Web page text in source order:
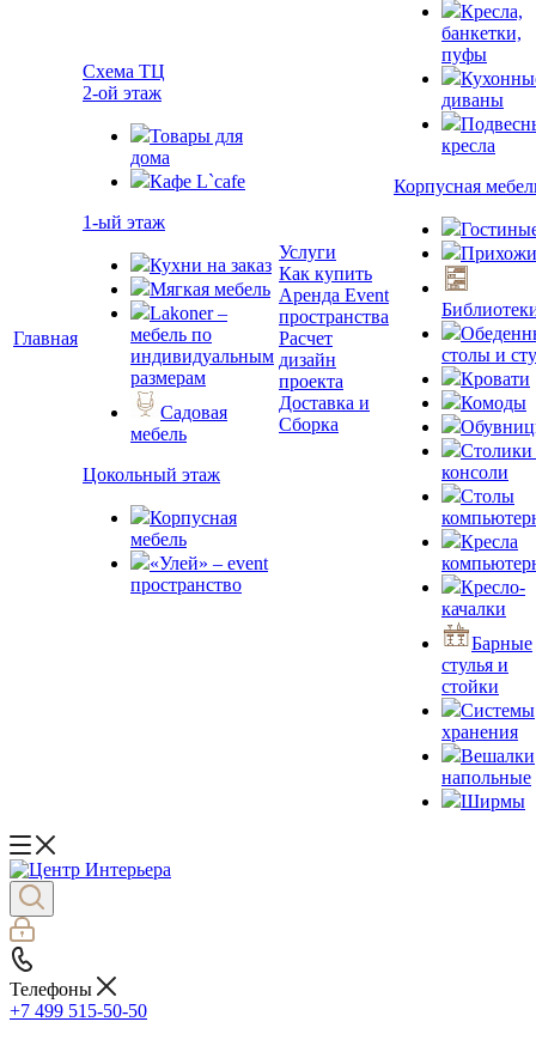
Главная
Схема ТЦ
2-ой этаж
Товары для
дома
Кафе L`cafe
1-ый этаж
Кухни на заказ
Мягкая мебель
Lakoner –
мебель по
индивидуальным
размерам
Садовая
мебель
Цокольный этаж
Корпусная
мебель
«Улей» – event
пространство
Услуги
Как купить
Аренда Event
пространства
Расчет
дизайн
проекта
Доставка и
Сборка
Кресла,
банкетки,
пуфы
диваны
кресла
Корпусная
столы и
Кровати
Комоды
Столики
консоли
Столы
Кресла
Кресло-
качалки
Барные
стулья и
стойки
Системы
хранения
Вешалки
напольные
Ширмы
Телефоны
+7 499 515-50-50